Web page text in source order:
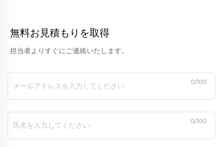
無料お見積もりを取得
担当者よりすぐにご連絡いたします。
0/100
0/100